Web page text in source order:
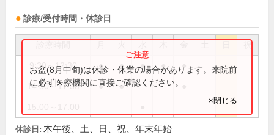
診療/受付時間・休診日
祝
9:30～12:30 ● ● ● ● ●
14:30～17:30 ● ●
お盆(8月中旬)は休診・休業の場合があります。来院前
に必ず医療機関に直接ご確認ください。
×閉じる
休診日: 木午後、土、日、祝、年末年始